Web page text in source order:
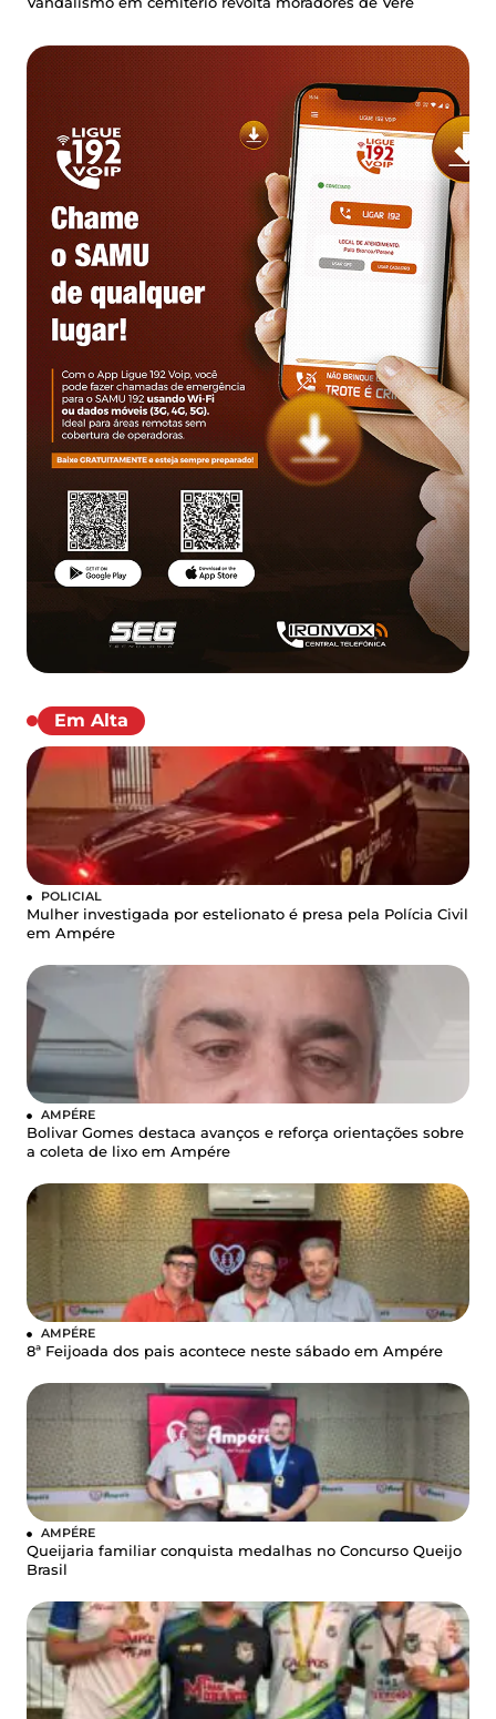
Em Alta
POLICIAL
Mulher investigada por estelionato é presa pela Polícia Civil
em Ampére
AMPÉRE
Bolivar Gomes destaca avanços e reforça orientações sobre
a coleta de lixo em Ampére
AMPÉRE
8ª Feijoada dos pais acontece neste sábado em Ampére
AMPÉRE
Queijaria familiar conquista medalhas no Concurso Queijo
Brasil